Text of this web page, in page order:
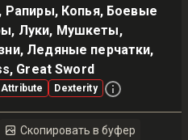
Рапиры, Копья, Боевые
Луки, Мушкеты,
Ледяные перчатки,
Great Sword
Attribute Dexterity
Скопировать в буфер